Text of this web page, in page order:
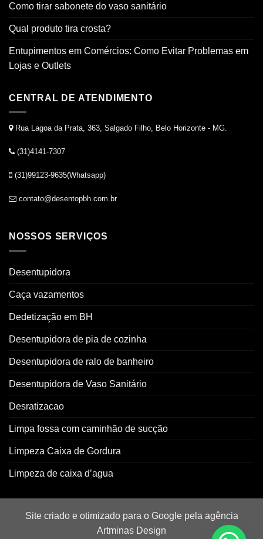
Como tirar sabonete do vaso sanitário
Qual produto tira crosta?
Entupimentos em Comércios: Como Evitar Problemas em
Lojas e Outlets
CENTRAL DE ATENDIMENTO
Rua Lagoa da Prata, 363, Salgado Filho, Belo Horizonte - MG.
(31)4141-7307
(31)99123-9635(Whatsapp)
contato@desentopbh.com.br
NOSSOS SERVIÇOS
Desentupidora
Caça vazamentos
Dedetização em BH
Desentupidora de pia de cozinha
Desentupidora de ralo de banheiro
Desentupidora de Vaso Sanitário
Desratizacao
Limpa fossa com caminhão de sucção
Limpeza Caixa de Gordura
Limpeza de caixa d’agua
Site criado e otimizado para o Google pela agência
Artminas Design